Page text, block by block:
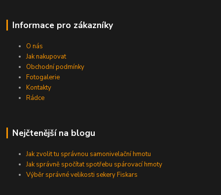
Informace pro zákazníky
O nás
Jak nakupovat
Obchodní podmínky
Fotogalerie
Kontakty
Rádce
Nejčtenější na blogu
Jak zvolit tu správnou samonivelační hmotu
Jak správně spočítat spotřebu spárovací hmoty
Výběr správné velikosti sekery Fiskars